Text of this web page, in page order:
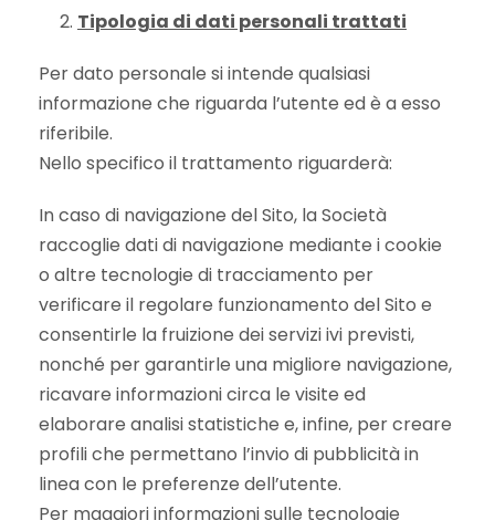
Tipologia di dati personali trattati
Per dato personale si intende qualsiasi
informazione che riguarda l’utente ed è a esso
riferibile.
Nello specifico il trattamento riguarderà:
In caso di navigazione del Sito, la Società
raccoglie dati di navigazione mediante i cookie
o altre tecnologie di tracciamento per
verificare il regolare funzionamento del Sito e
consentirle la fruizione dei servizi ivi previsti,
nonché per garantirle una migliore navigazione,
ricavare informazioni circa le visite ed
elaborare analisi statistiche e, infine, per creare
profili che permettano l’invio di pubblicità in
linea con le preferenze dell’utente.
Per maggiori informazioni sulle tecnologie